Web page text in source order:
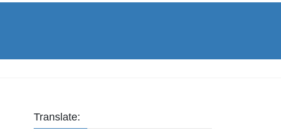
Translate: